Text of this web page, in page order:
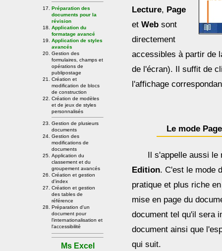
Préparation des
documents pour la
révision
Application du
formatage avancé
Application de styles
avancés
Gestion des
formulaires, champs et
opérations de
publipostage
Création et
modification de blocs
de construction
Création de modèles
et de jeux de styles
personnalisés
Gestion de plusieurs
documents
Gestion des
modifications de
documents
Application du
classement et du
groupement avancés
Création et gestion
d'index
Création et gestion
des tables de
référence
Préparation d'un
document pour
l'internationalisation et
l'accessibilité
Ms Excel
Lecture, Page
etWeb sont
directement
accessibles à partir de
de l'écran). Il suffit de
l'affichage
Le mode Page
Il s'appelle aussi le
Edition. C'est le mode
pratique et plus riche
mise en page du
document tel qu'il sera
document ainsi que
qui suit.